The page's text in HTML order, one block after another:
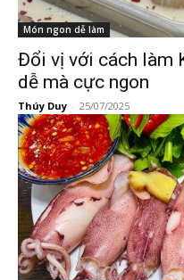
Món ngon dễ làm
Đổi vị với cách làm
dễ mà cực ngon
Thúy Duy - 25/07/2025